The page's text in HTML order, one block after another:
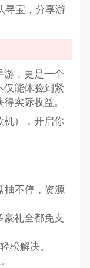
寻宝，分享游
游，更是一个
仅能体验到紧
实际收益。
机），开启你
抽不停，资源
礼全都免支
松解决。